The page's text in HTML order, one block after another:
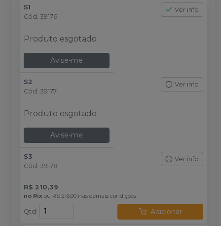
S1
Cód. 39176
Ver info
Produto esgotado
Avise-me
S2
Cód. 39177
Ver info
Produto esgotado
Avise-me
S3
Cód. 39178
Ver info
R$ 210,39
no Pix ou R$ 216,90 nas demais condições
Qtd : Adicionar